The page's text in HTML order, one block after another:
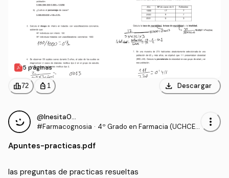
5 páginas
leaderboard72 personal_bag 1 download Descargar
@Inesita010
#Farmacognosia · 4º Grado en Farmacia (UCHCE
more_vert
Apuntes-practicas.pdf
las preguntas de practicas resueltas